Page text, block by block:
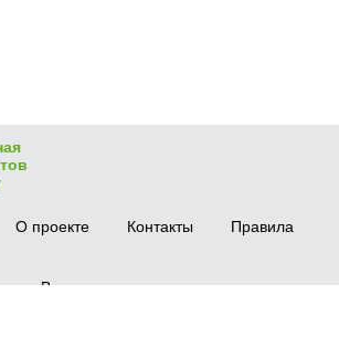
О проекте Контакты Правила
Вопрос-ответ